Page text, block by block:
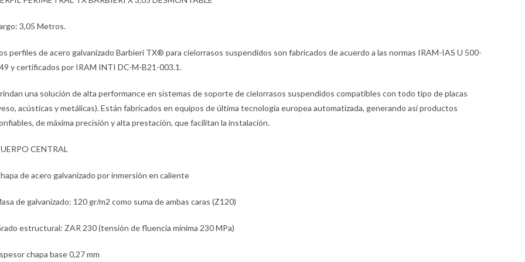
3,05 Metros.
perfiles de acero galvanizado Barbieri TX® para cielorrasos suspendidos son fabricados de acuerdo a las normas IRAM-IAS U 500-
y certificados por IRAM INTI DC-M-B21-003.1.
una solución de alta performance en sistemas de soporte de cielorrasos suspendidos compatibles con todo tipo de placas
acústicas y metálicas). Están fabricados en equipos de última tecnología europea automatizada, generando así productos
de máxima precisión y alta prestación, que facilitan la instalación.
CENTRAL
de acero galvanizado por inmersión en caliente
de galvanizado: 120 gr/m2 como suma de ambas caras (Z120)
estructural: ZAR 230 (tensión de fluencia mínima 230 MPa)
chapa base 0,27 mm